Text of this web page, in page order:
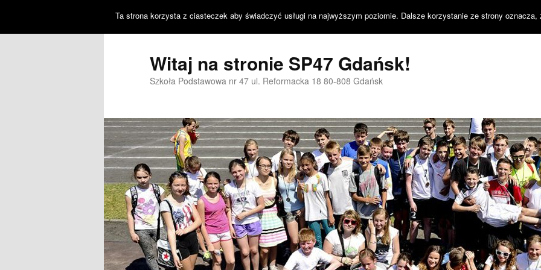
Witaj na stronie SP47 Gdańsk!
Szkoła Podstawowa nr 47 ul. Reformacka 18 80-808 Gdańsk
Ta strona korzysta z ciasteczek aby świadczyć usługi na najwyższym poziomie. Dalsze korzystanie ze strony